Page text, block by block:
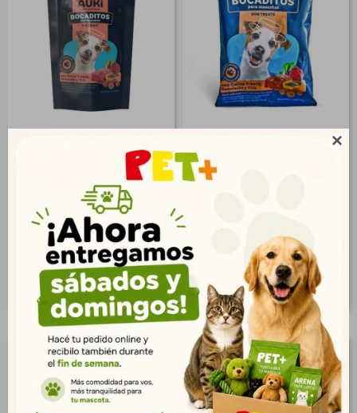

Remolacha Y Chía 500 Gr
$ 504
$ 565
Remolacha y Chía 100 Gr
$ 153